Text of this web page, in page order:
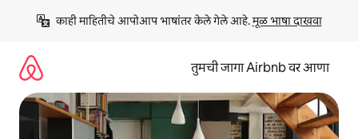
काही माहितीचे आपोआप भाषांतर केले गेले आहे. मूळ भाषा दाखवा
तुमची जागा Airbnb वर आणा